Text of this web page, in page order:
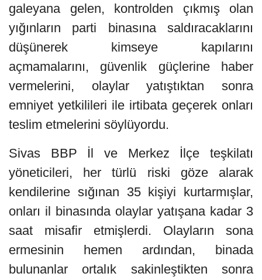
galeyana gelen, kontrolden çıkmış olan
yığınların parti binasına saldıracaklarını
düşünerek kimseye kapılarını
açmamalarını, güvenlik güçlerine haber
vermelerini, olaylar yatıştıktan sonra
emniyet yetkilileri ile irtibata geçerek onları
teslim etmelerini söylüyordu.
Sivas BBP İl ve Merkez İlçe teşkilatı
yöneticileri, her türlü riski göze alarak
kendilerine sığınan 35 kişiyi kurtarmışlar,
onları il binasında olaylar yatışana kadar 3
saat misafir etmişlerdi. Olayların sona
ermesinin hemen ardından, binada
bulunanlar ortalık sakinleştikten sonra